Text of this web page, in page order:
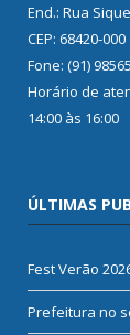
End.: Rua
CEP: 68420-000
Fone: (91)
Horário de
14:00 às 16:00
ÚLTIMAS
Fest Verão
Prefeitura no